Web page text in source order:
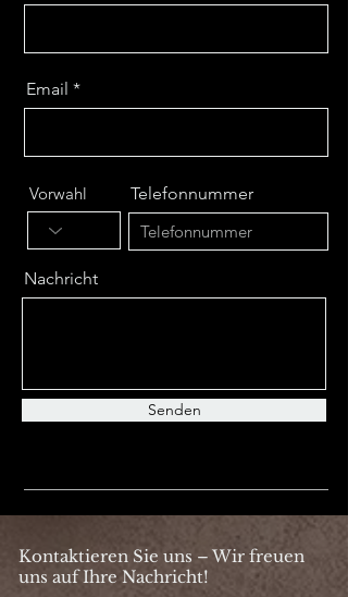
Email
Vorwahl Telefonnummer
Nachricht
Senden
Kontaktieren Sie uns – Wir freuen
uns auf Ihre Nachricht!